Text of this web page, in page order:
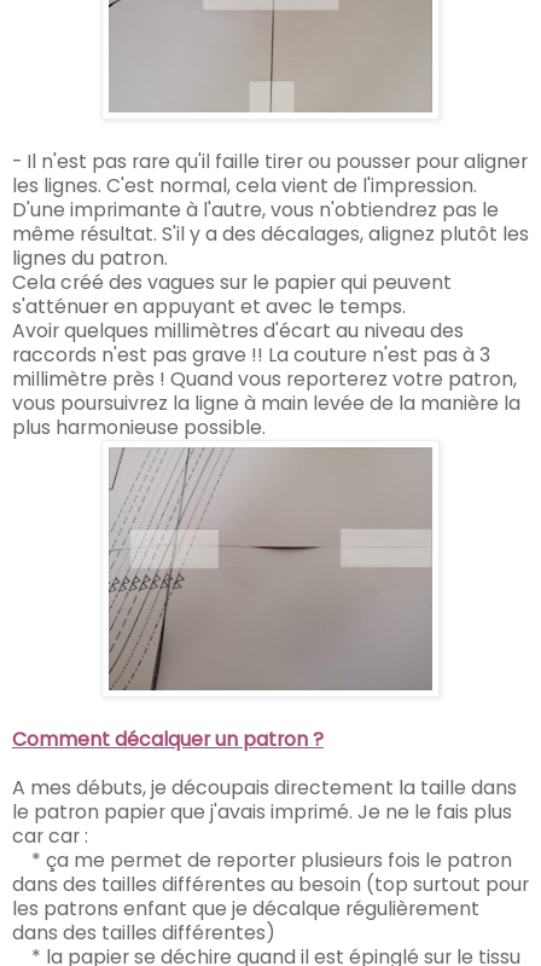
- Il n'est pas rare qu'il faille tirer ou pousser pour aligner
les lignes. C'est normal, cela vient de l'impression.
D'une imprimante à l'autre, vous n'obtiendrez pas le
même résultat. S'il y a des décalages, alignez plutôt les
lignes du patron.
Cela créé des vagues sur le papier qui peuvent
s'atténuer en appuyant et avec le temps.
Avoir quelques millimètres d'écart au niveau des
raccords n'est pas grave !! La couture n'est pas à 3
millimètre près ! Quand vous reporterez votre patron,
vous poursuivrez la ligne à main levée de la manière la
plus harmonieuse possible.
Comment décalquer un patron ?
A mes débuts, je découpais directement la taille dans
le patron papier que j'avais imprimé. Je ne le fais plus
car car :
* ça me permet de reporter plusieurs fois le patron
dans des tailles différentes au besoin (top surtout pour
les patrons enfant que je décalque régulièrement
dans des tailles différentes)
* la papier se déchire quand il est épinglé sur le tissu